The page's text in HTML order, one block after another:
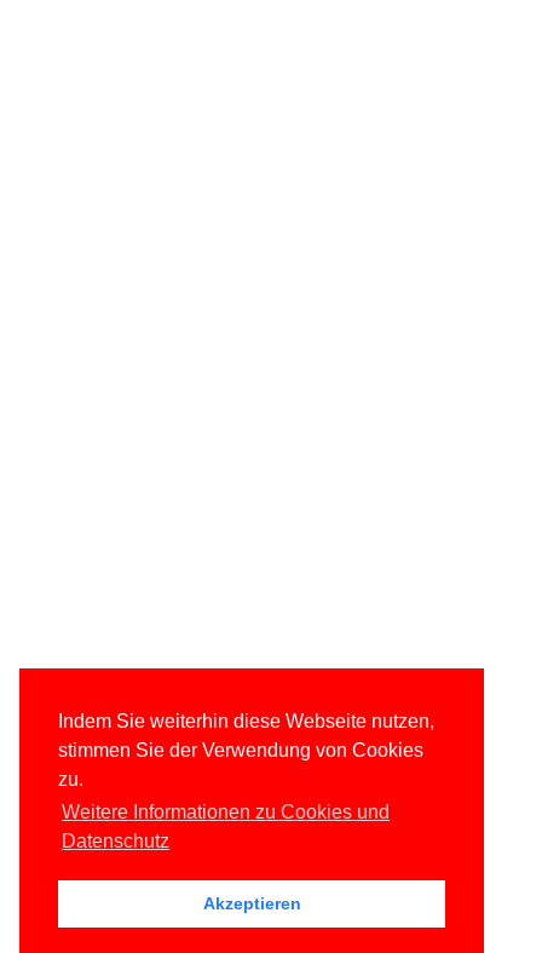
Indem Sie weiterhin diese Webseite nutzen,
stimmen Sie der Verwendung von Cookies
zu.
Weitere Informationen zu Cookies und
Datenschutz
Akzeptieren